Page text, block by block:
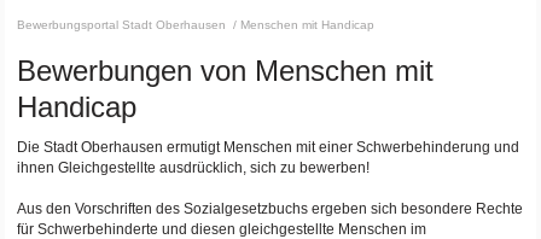
Bewerbungsportal Stadt Oberhausen / Menschen mit Handicap
Bewerbungen von Menschen mit
Handicap
Die Stadt Oberhausen ermutigt Menschen mit einer Schwerbehinderung und
ihnen Gleichgestellte ausdrücklich, sich zu bewerben!
Aus den Vorschriften des Sozialgesetzbuchs ergeben sich besondere Rechte
für Schwerbehinderte und diesen gleichgestellte Menschen im